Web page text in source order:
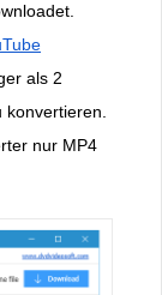
als 2
nur MP4